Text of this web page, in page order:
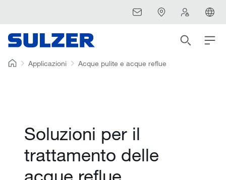
Applicazioni Acque pulite e acque reflue
Soluzioni per il
trattamento delle
acque reflue